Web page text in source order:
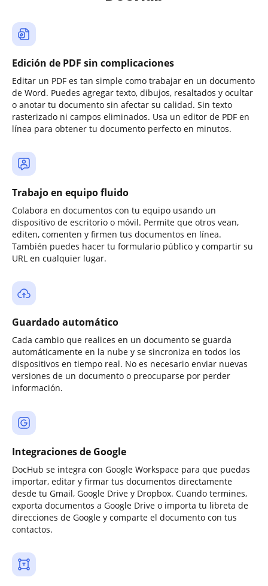
Edición de PDF sin complicaciones
Editar un PDF es tan simple como trabajar en un documento
de Word. Puedes agregar texto, dibujos, resaltados y ocultar
o anotar tu documento sin afectar su calidad. Sin texto
rasterizado ni campos eliminados. Usa un editor de PDF en
línea para obtener tu documento perfecto en minutos.
Trabajo en equipo fluido
Colabora en documentos con tu equipo usando un
dispositivo de escritorio o móvil. Permite que otros vean,
editen, comenten y firmen tus documentos en línea.
También puedes hacer tu formulario público y compartir su
URL en cualquier lugar.
Guardado automático
Cada cambio que realices en un documento se guarda
automáticamente en la nube y se sincroniza en todos los
dispositivos en tiempo real. No es necesario enviar nuevas
versiones de un documento o preocuparse por perder
información.
Integraciones de Google
DocHub se integra con Google Workspace para que puedas
importar, editar y firmar tus documentos directamente
desde tu Gmail, Google Drive y Dropbox. Cuando termines,
exporta documentos a Google Drive o importa tu libreta de
direcciones de Google y comparte el documento con tus
contactos.